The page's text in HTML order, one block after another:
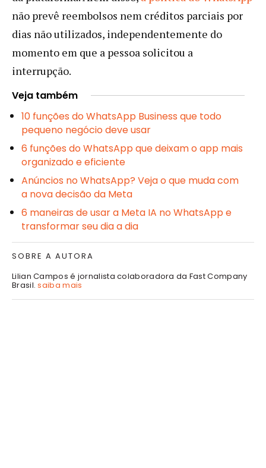
não prevê reembolsos nem créditos parciais por
dias não utilizados, independentemente do
momento em que a pessoa solicitou a
interrupção.
Veja também
10 funções do WhatsApp Business que todo
pequeno negócio deve usar
6 funções do WhatsApp que deixam o app mais
organizado e eficiente
Anúncios no WhatsApp? Veja o que muda com
a nova decisão da Meta
6 maneiras de usar a Meta IA no WhatsApp e
transformar seu dia a dia
SOBRE A AUTORA
Lilian Campos é jornalista colaboradora da Fast Company
Brasil.saiba mais